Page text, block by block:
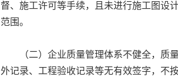
督、施工许可等手续，且未进行施工图设
范围。
（二）企业质量管理体系不健全，质量
外记录、工程验收记录等无有效签字，不